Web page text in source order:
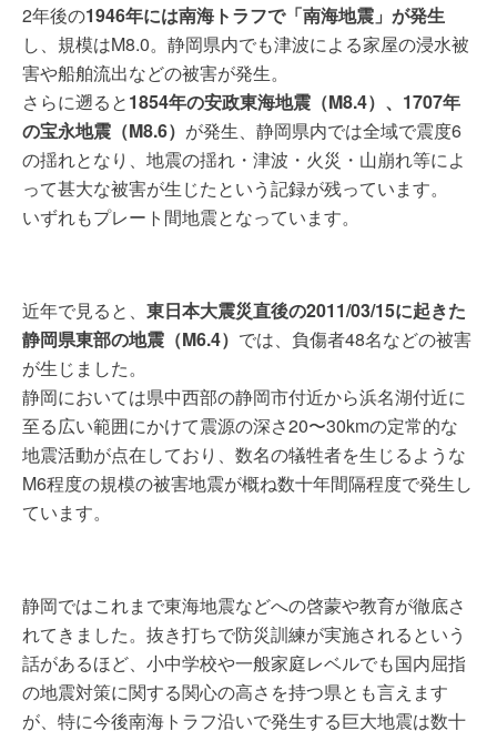
2年後の1946年には南海トラフで「南海地震」が発生
し、規模はM8.0。静岡県内でも津波による家屋の浸水被
害や船舶流出などの被害が発生。
さらに遡ると1854年の安政東海地震（M8.4）、1707年
の宝永地震（M8.6） が発生、静岡県内では全域で震度6
の揺れとなり、地震の揺れ・津波・火災・山崩れ等によ
って甚大な被害が生じたという記録が残っています。
いずれもプレート間地震となっています。
近年で見ると、 東日本大震災直後の2011/03/15に起きた
静岡県東部の地震（M6.4） では、負傷者48名などの被害
が生じました。
静岡においては県中西部の静岡市付近から浜名湖付近に
至る広い範囲にかけて震源の深さ20〜30kmの定常的な
地震活動が点在しており、数名の犠牲者を生じるような
M6程度の規模の被害地震が概ね数十年間隔程度で発生し
ています。
静岡ではこれまで東海地震などへの啓蒙や教育が徹底さ
れてきました。抜き打ちで防災訓練が実施されるという
話があるほど、小中学校や一般家庭レベルでも国内屈指
の地震対策に関する関心の高さを持つ県とも言えます
が、特に今後南海トラフ沿いで発生する巨大地震は数十